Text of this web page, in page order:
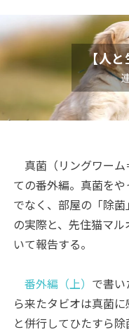
【人と
真菌（リングワーム
ての番外編。真菌を
でなく、部屋の「除
の実際と、先住猫マ
いて報告する。
番外編（上） で書
ら来たタビオは真菌
と併行してひたすら